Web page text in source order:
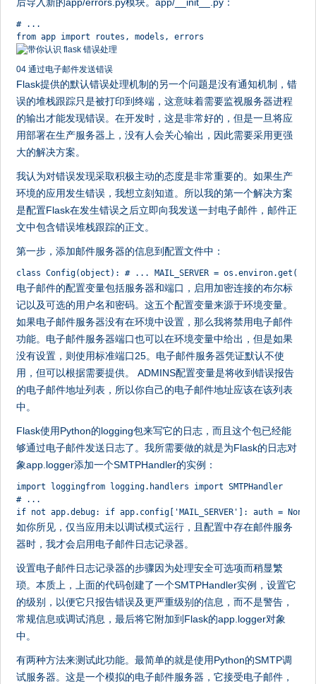
# ...
from app import routes, models, errors
04 通过电子邮件发送错误
Flask提供的默认错误处理机制的另一个问题是没有通知机制，错
误的堆栈跟踪只是被打印到终端，这意味着需要监视服务器进程
的输出才能发现错误。在开发时，这是非常好的，但是一旦将应
用部署在生产服务器上，没有人会关心输出，因此需要采用更强
大的解决方案。
我认为对错误发现采取积极主动的态度是非常重要的。如果生产
环境的应用发生错误，我想立刻知道。所以我的第一个解决方案
是配置Flask在发生错误之后立即向我发送一封电子邮件，邮件正
文中包含错误堆栈跟踪的正文。
第一步，添加邮件服务器的信息到配置文件中：
class Config(object): # ... MAIL_SERVER =
电子邮件的配置变量包括服务器和端口，启用加密连接的布尔标
记以及可选的用户名和密码。这五个配置变量来源于环境变量。
如果电子邮件服务器没有在环境中设置，那么我将禁用电子邮件
功能。电子邮件服务器端口也可以在环境变量中给出，但是如果
没有设置，则使用标准端口25。电子邮件服务器凭证默认不使
用，但可以根据需要提供。 ADMINS配置变量是将收到错误报告
的电子邮件地址列表，所以你自己的电子邮件地址应该在该列表
中。
Flask使用Python的logging包来写它的日志，而且这个包已经能
够通过电子邮件发送日志了。我所需要做的就是为Flask的日志对
象app.logger添加一个SMTPHandler的实例：
import loggingfrom logging.handlers import SMTPHandler
# ...
if not app.debug: if app.config['MAIL_SERVER']: auth = None
如你所见，仅当应用未以调试模式运行，且配置中存在邮件服务
器时，我才会启用电子邮件日志记录器。
设置电子邮件日志记录器的步骤因为处理安全可选项而稍显繁
琐。本质上，上面的代码创建了一个SMTPHandler实例，设置它
的级别，以便它只报告错误及更严重级别的信息，而不是警告，
常规信息或调试消息，最后将它附加到Flask的app.logger对象
中。
有两种方法来测试此功能。最简单的就是使用Python的SMTP调
试服务器。这是一个模拟的电子邮件服务器，它接受电子邮件，